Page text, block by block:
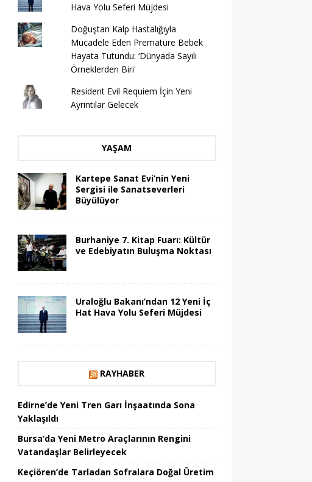
Hava Yolu Seferi Müjdesi
Doğuştan Kalp Hastalığıyla
Mücadele Eden Prematüre Bebek
Hayata Tutundu: ‘Dünyada Sayılı
Örneklerden Biri'
Resident Evil Requiem İçin Yeni
Ayrıntılar Gelecek
YAŞAM
Kartepe Sanat Evi’nin Yeni
Sergisi ile Sanatseverleri
Büyülüyor
Burhaniye 7. Kitap Fuarı: Kültür
ve Edebiyatın Buluşma Noktası
Uraloğlu Bakanı’ndan 12 Yeni İç
Hat Hava Yolu Seferi Müjdesi
RAYHABER
Edirne’de Yeni Tren Garı İnşaatında Sona
Yaklaşıldı
Bursa’da Yeni Metro Araçlarının Rengini
Vatandaşlar Belirleyecek
Keçiören’de Tarladan Sofralara Doğal Üretim